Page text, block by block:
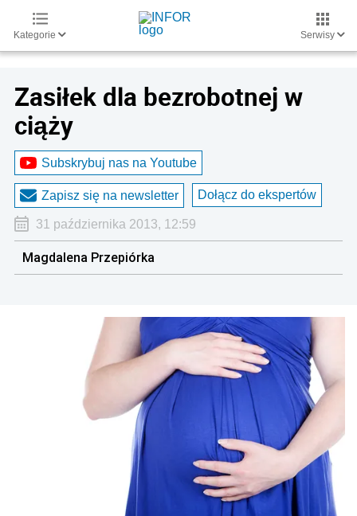
Kategorie Serwisy
Zasiłek dla bezrobotnej w
ciąży
Subskrybuj nas na Youtube
Zapisz się na newsletter Dołącz do ekspertów
31 października 2013, 12:59
Magdalena Przepiórka